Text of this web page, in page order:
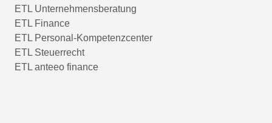
ETL Unternehmensberatung
ETL Finance
ETL Personal-Kompetenzcenter
ETL Steuerrecht
ETL anteeo finance